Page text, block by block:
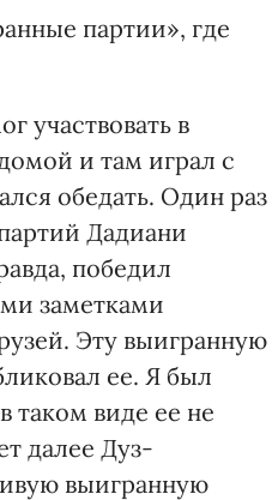
партии», где
участвовать в
и там играл с
обедать. Один раз
Дадиани
победил
заметками
Эту выигранную
ее. Я был
таком виде ее не
далее Дуз-
выигранную